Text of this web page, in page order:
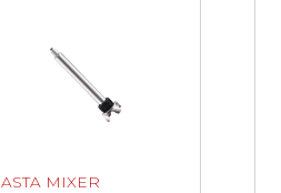
ASTA MIXER